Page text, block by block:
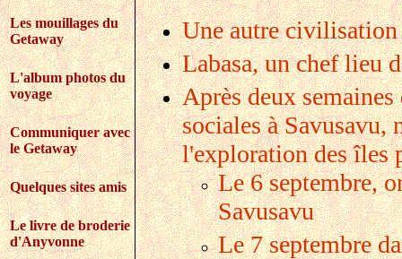
Les mouillages du
Getaway
L'album photos du
voyage
Communiquer avec
le Getaway
Quelques sites amis
Le livre de broderie
d'Anyvonne
Une autre civilisation
Labasa, un chef lieu
Après deux
sociales à Savusavu,
l'exploration des îles
Le 6 septembre,
Savusavu
Le 7 septembre